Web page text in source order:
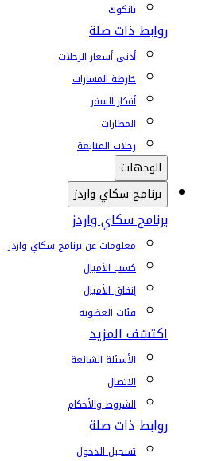
بانكوك
روابط ذات صلة
أدنى أسعار الرحلات
خارطة المسارات
أفكار السفر
المطارات
رحلات المتابعة
الوجهات
برنامج سكاي واردز
برنامج سكاي واردز
معلومات عن برنامج سكاي واردز
كسب الأميال
إنفاق الأميال
فئات العضوية
اكتشف المزيد
الأسئلة الشائعة
الاتصال
الشروط والأحكام
روابط ذات صلة
تسجيل الدخول